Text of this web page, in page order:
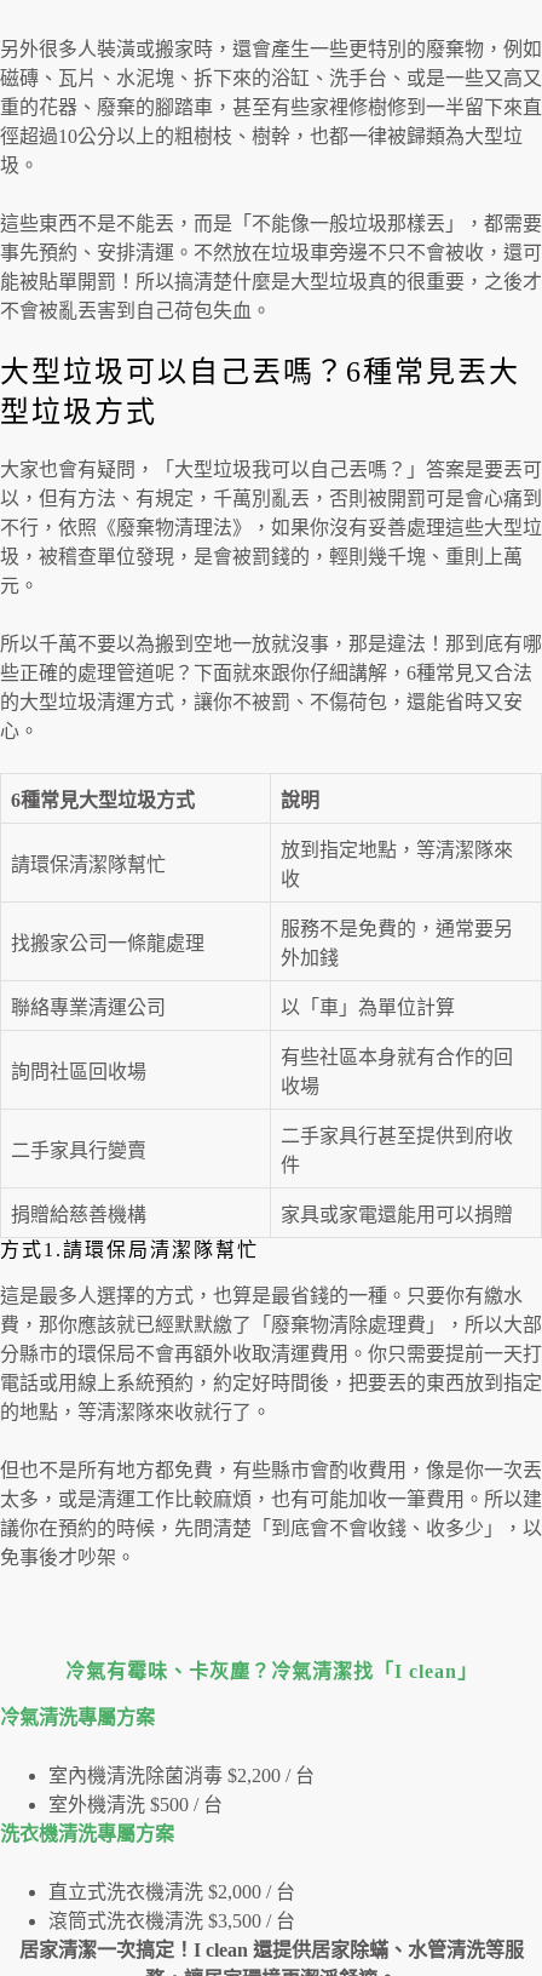
另外很多人裝潢或搬家時，還會產生一些更特別的廢棄物，例如
磁磚、瓦片、水泥塊、拆下來的浴缸、洗手台、或是一些又高又
重的花器、廢棄的腳踏車，甚至有些家裡修樹修到一半留下來直
徑超過10公分以上的粗樹枝、樹幹，也都一律被歸類為大型垃
圾。
這些東西不是不能丟，而是「不能像一般垃圾那樣丟」，都需要
事先預約、安排清運。不然放在垃圾車旁邊不只不會被收，還可
能被貼單開罰！所以搞清楚什麼是大型垃圾真的很重要，之後才
不會被亂丟害到自己荷包失血。
大型垃圾可以自己丟嗎？6種常見丟大
型垃圾方式
大家也會有疑問，「大型垃圾我可以自己丟嗎？」答案是要丟可
以，但有方法、有規定，千萬別亂丟，否則被開罰可是會心痛到
不行，依照《廢棄物清理法》，如果你沒有妥善處理這些大型垃
圾，被稽查單位發現，是會被罰錢的，輕則幾千塊、重則上萬
元。
所以千萬不要以為搬到空地一放就沒事，那是違法！那到底有哪
些正確的處理管道呢？下面就來跟你仔細講解，6種常見又合法
的大型垃圾清運方式，讓你不被罰、不傷荷包，還能省時又安
心。
6種常見大型垃圾方式 說明
請環保清潔隊幫忙
放到指定地點，等清潔隊來
收
找搬家公司一條龍處理
服務不是免費的，通常要另
外加錢
聯絡專業清運公司 以「車」為單位計算
詢問社區回收場
有些社區本身就有合作的回
收場
二手家具行變賣
二手家具行甚至提供到府收
件
捐贈給慈善機構
家具或家電還能用可以捐贈
方式1.請環保局清潔隊幫忙
這是最多人選擇的方式，也算是最省錢的一種。只要你有繳水
費，那你應該就已經默默繳了「廢棄物清除處理費」，所以大部
分縣市的環保局不會再額外收取清運費用。你只需要提前一天打
電話或用線上系統預約，約定好時間後，把要丟的東西放到指定
的地點，等清潔隊來收就行了。
但也不是所有地方都免費，有些縣市會酌收費用，像是你一次丟
太多，或是清運工作比較麻煩，也有可能加收一筆費用。所以建
議你在預約的時候，先問清楚「到底會不會收錢、收多少」，以
免事後才吵架。
冷氣有霉味、卡灰塵？冷氣清潔找「I clean」
冷氣清洗專屬⽅案
室內機清洗除菌消毒 $2,200 / 台
室外機清洗 $500 / 台
洗衣機清洗專屬⽅案
直立式洗衣機清洗 $2,000 / 台
滾筒式洗衣機清洗 $3,500 / 台
居家清潔一次搞定！I clean 還提供居家除蟎、水管清洗等服